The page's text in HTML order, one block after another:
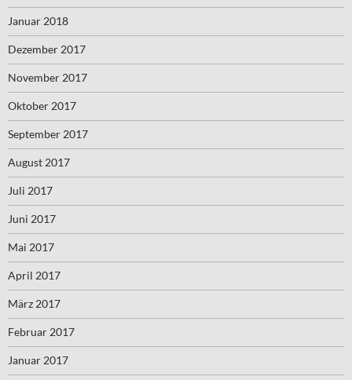
Januar 2018
Dezember 2017
November 2017
Oktober 2017
September 2017
August 2017
Juli 2017
Juni 2017
Mai 2017
April 2017
März 2017
Februar 2017
Januar 2017